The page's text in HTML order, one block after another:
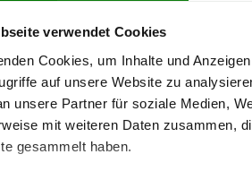
verwendet Cookies
Cookies, um Inhalte und
auf unsere Website zu
unsere Partner für soziale Medien,
mit weiteren Daten zusammen,
gesammelt haben.